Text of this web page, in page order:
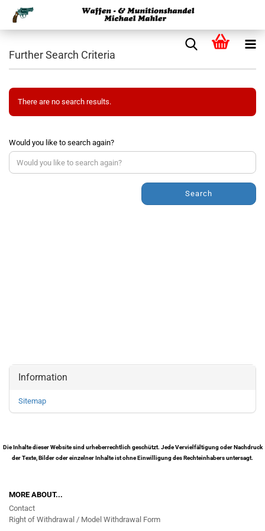
Further Search Criteria
There are no search results.
Would you like to search again?
Search
Information
Sitemap
Die Inhalte dieser Website sind urheberrechtlich geschützt. Jede Vervielfältigung oder Nachdruck
der Texte, Bilder oder einzelner Inhalte ist ohne Einwilligung des Rechteinhabers untersagt.
MORE ABOUT...
Contact
Right of Withdrawal / Model Withdrawal Form